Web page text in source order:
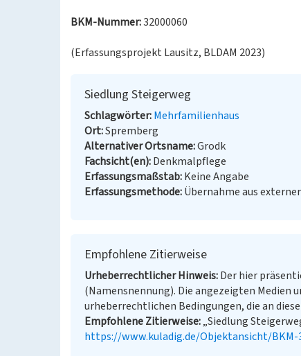
BKM-Nummer:32000060
(Erfassungsprojekt Lausitz, BLDAM 2023)
Siedlung Steigerweg
Schlagwörter Mehrfamilienhaus
Ort Spremberg
Alternativer Ortsname Grodk
Fachsicht(en) Denkmalpflege
Erfassungsmaßstab Keine Angabe
Erfassungsmethode Übernahme aus
Empfohlene Zitierweise
Urheberrechtlicher Hinweis Der hier
(Namensnennung). Die angezeigten
urheberrechtlichen Bedingungen, die an
Empfohlene Zitierweise „Siedlung
https://www.kuladig.de/Objektansicht/BKM-